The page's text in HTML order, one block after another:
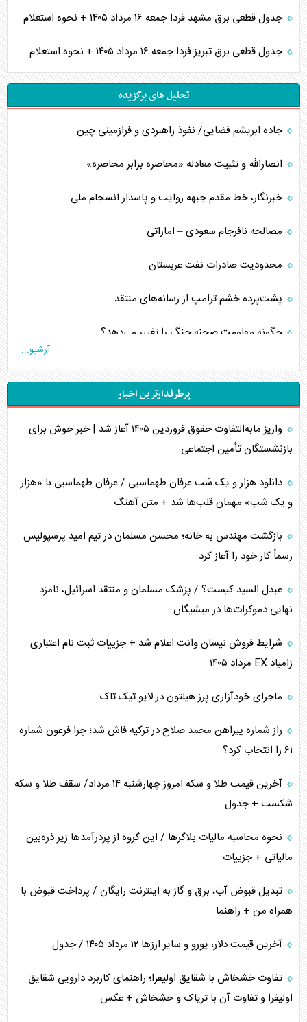
جدول قطعی برق مشهد فردا جمعه ۱۶ مرداد ۱۴۰۵ + نحوه استعلام
جدول قطعی برق تبریز فردا جمعه ۱۶ مرداد ۱۴۰۵ + نحوه استعلام
تحلیل های برگزیده
جاده ابریشم فضایی/ نفوذ راهبردی و فرازمینی چین
انصارالله و تثبیت معادله «محاصره برابر محاصره»
خبرنگار، خط مقدم جبهه روایت و پاسدار انسجام ملی
مصالحه نافرجام سعودی – اماراتی
محدودیت صادرات نفت عربستان
پشت‌پرده خشم ترامپ از رسانه‌های منتقد
چگونه مقاومت صحنه جنگ را تغییر می‌دهد؟
تحلیل جامع پدیده تراستی‌ها
تأثیر جنگ ایران و آمریکا بر اقتصاد جهانی
اربعین، کابوس مشترک تل‌آویو-واشنگتن
برنامه هفتم توسعه در نقطه کور سیاستگذاری
کنوانسیون دریای خزر در راستای منافع ملی است؟
اوکراین بازوی مخرب آمریکا در غرب آسیا
اهمیت راهبردی اردن برای آمریکا
پیام، ظرفیت بالفعل‌نشده تجارت ایران
همسویی عربستان با سنتکام علیه متحدان ایران
ترامپ و توهم خلع سلاح حماس
آرشیو...
پرطرفدارترین اخبار
واریز مابه‌التفاوت حقوق فروردین ۱۴۰۵ آغاز شد | خبر خوش برای
بازنشستگان تأمین اجتماعی
دانلود هزار و یک شب عرفان طهماسبی / عرفان طهماسبی با «هزار
و یک شب» مهمان قلب‌ها شد + متن آهنگ
بازگشت مهندس به خانه؛ محسن مسلمان در تیم امید پرسپولیس
رسماً کار خود را آغاز کرد
عبدل السید کیست؟ / پزشک مسلمان و منتقد اسرائیل، نامزد
نهایی دموکرات‌ها در میشیگان
شرایط فروش نیسان وانت اعلام شد + جزییات ثبت نام اعتباری
زامیاد EX مرداد ۱۴۰۵
ماجرای خودآزاری پرز هیلتون در لایو تیک تاک
راز شماره پیراهن محمد صلاح در ترکیه فاش شد؛ چرا فرعون شماره
۶۱ را انتخاب کرد؟
آخرین قیمت طلا و سکه امروز چهارشنبه ۱۴ مرداد/ سقف طلا و سکه
شکست + جدول
نحوه محاسبه مالیات بلاگر‌ها / این گروه از پردرآمد‌ها زیر ذره‌بین
مالیاتی + جزییات
تبدیل قبوض آب، برق و گاز به اینترنت رایگان / پرداخت قبوض با
همراه من + راهنما
آخرین قیمت دلار، یورو و سایر ارز‌ها ۱۲ مرداد ۱۴۰۵ / جدول
تفاوت خشخاش با شقایق اولیفرا؛ راهنمای کاربرد دارویی شقایق
اولیفرا و تفاوت آن با تریاک و خشخاش + عکس